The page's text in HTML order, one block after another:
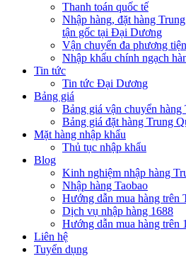
Thanh toán quốc tế
Nhập hàng, đặt hàng
tận gốc tại Đại Dương
Vận chuyển đa phương
Nhập khẩu chính ngạch
Tin tức
Tin tức Đại Dương
Bảng giá
Bảng giá vận chuyển hàng
Bảng giá đặt hàng Trung
Mặt hàng nhập khẩu
Thủ tục nhập khẩu
Blog
Kinh nghiệm nhập hàng
Nhập hàng Taobao
Hướng dẫn mua hàng trên
Dịch vụ nhập hàng 1688
Hướng dẫn mua hàng trên
Liên hệ
Tuyển dụng